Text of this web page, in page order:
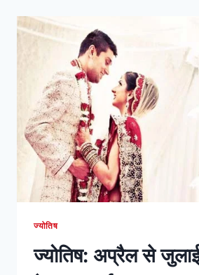
अमावस
व्रत
या
वट
सावित्री
जाने
सम्पूर्ण
पूजा
विधि
ज्योतिष
ज्योतिष: अप्रैल से